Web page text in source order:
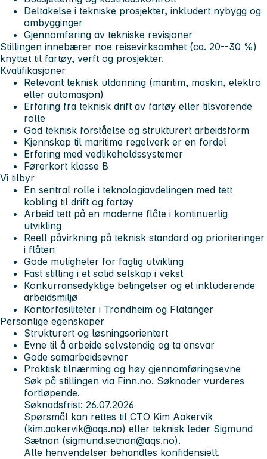
Deltakelse i tekniske prosjekter, inkludert nybygg og
ombygginger
Gjennomføring av tekniske revisjoner
Stillingen innebærer noe reisevirksomhet (ca. 20--30 %)
knyttet til fartøy, verft og prosjekter.
Kvalifikasjoner
Relevant teknisk utdanning (maritim, maskin, elektro
eller automasjon)
Erfaring fra teknisk drift av fartøy eller tilsvarende
rolle
God teknisk forståelse og strukturert arbeidsform
Kjennskap til maritime regelverk er en fordel
Erfaring med vedlikeholdssystemer
Førerkort klasse B
Vi tilbyr
En sentral rolle i teknologiavdelingen med tett
kobling til drift og fartøy
Arbeid tett på en moderne flåte i kontinuerlig
utvikling
Reell påvirkning på teknisk standard og prioriteringer
i flåten
Gode muligheter for faglig utvikling
Fast stilling i et solid selskap i vekst
Konkurransedyktige betingelser og et inkluderende
arbeidsmiljø
Kontorfasiliteter i Trondheim og Flatanger
Personlige egenskaper
Strukturert og løsningsorientert
Evne til å arbeide selvstendig og ta ansvar
Gode samarbeidsevner
Praktisk tilnærming og høy gjennomføringsevne
Søk på stillingen via Finn.no. Søknader vurderes
fortløpende.
Søknadsfrist: 26.07.2026
Spørsmål kan rettes til CTO Kim Aakervik
(kim.aakervik@aqs.no) eller teknisk leder Sigmund
Sætnan (sigmund.setnan@aqs.no).
Alle henvendelser behandles konfidensielt.